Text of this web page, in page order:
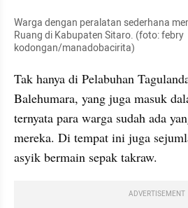
Warga dengan peralatan sederhana
Ruang di Kabupaten Sitaro. (foto: febry
kodongan/manadobacirita)
Tak hanya di Pelabuhan
Balehumara, yang juga masuk
ternyata para warga sudah ada
mereka. Di tempat ini juga
asyik bermain sepak takraw.
ADVERTISEMENT